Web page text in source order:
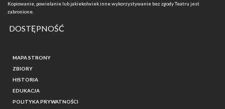
Kopiowanie, powielanie lub jakiekolwiek inne wykorzystywanie bez zgody Teatru jest
zabronione.
DOSTĘPNOŚĆ
MAPA STRONY
ZBIORY
HISTORIA
EDUKACJA
POLITYKA PRYWATNOŚCI